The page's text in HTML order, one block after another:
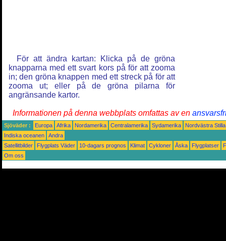
För att ändra kartan: Klicka på de gröna
knapparna med ett svart kors på för att zooma
in; den gröna knappen med ett streck på för att
zooma ut; eller på de gröna pilarna för
angränsande kartor.
Informationen på denna webbplats omfattas av en
Sjöväder : Europa Afrika Nordamerika Centralamerika Sydamerika
Nordvästra
Indiska oceanen
Andra
Satellitbilder
Flygplats Väder 10-dagars prognos Klimat Cykloner Åska Flygplatser
Om oss